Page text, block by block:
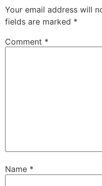
Your email address will
fields are marked *
Comment *
Name *